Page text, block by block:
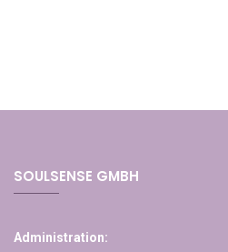
SOULSENSE GMBH
Administration: